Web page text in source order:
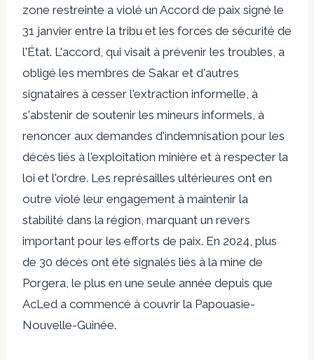
zone restreinte a violé un Accord de paix signé le
31 janvier entre la tribu et les forces de sécurité de
l'État. L'accord, qui visait à prévenir les troubles, a
obligé les membres de Sakar et d'autres
signataires à cesser l'extraction informelle, à
s'abstenir de soutenir les mineurs informels, à
renoncer aux demandes d'indemnisation pour les
décès liés à l'exploitation minière et à respecter la
loi et l'ordre. Les représailles ultérieures ont en
outre violé leur engagement à maintenir la
stabilité dans la région, marquant un revers
important pour les efforts de paix. En 2024, plus
de 30 décès ont été signalés liés à la mine de
Porgera, le plus en une seule année depuis que
AcLed a commencé à couvrir la Papouasie-
Nouvelle-Guinée.